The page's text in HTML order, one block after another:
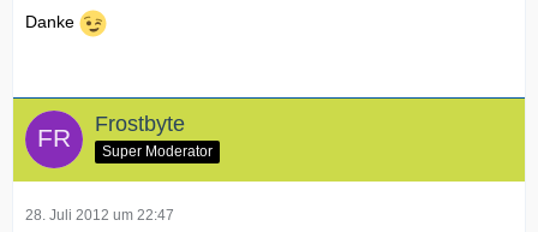
Danke
Frostbyte
Super Moderator
28. Juli 2012 um 22:47